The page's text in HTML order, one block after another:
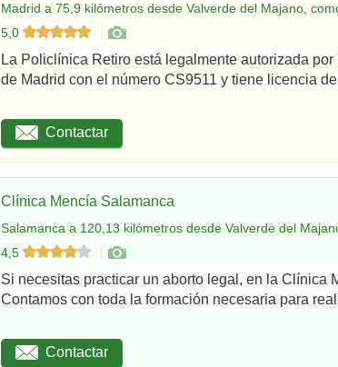
Madrid a 75,9 kilómetros desde Valverde del Majano,
5,0
La Policlínica Retiro está legalmente autorizada
de Madrid con el número CS9511 y tiene licencia
Contactar
Clínica Mencía Salamanca
Salamanca a 120,13 kilómetros desde Valverde del
4,5
Si necesitas practicar un aborto legal, en la Clínica
Contamos con toda la formación necesaria para
Contactar